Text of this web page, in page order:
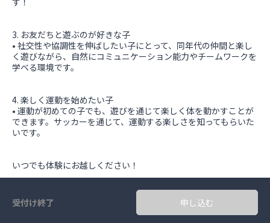
3. お友だちと遊ぶのが好きな子
• 社交性や協調性を伸ばしたい子にとって、同年代の仲間と楽し
く遊びながら、自然にコミュニケーション能力やチームワークを
学べる環境です。
4. 楽しく運動を始めたい子
• 運動が初めての子でも、遊びを通じて楽しく体を動かすことが
できます。サッカーを通じて、運動する楽しさを知ってもらいた
いです。
いつでも体験にお越しください！
受付け終了 申し込む